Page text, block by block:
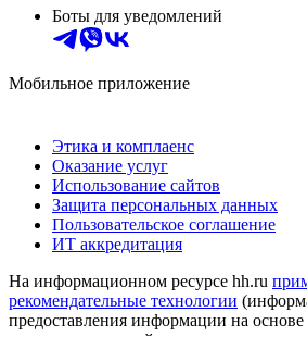
Боты для уведомлений
Мобильное приложение
Этика и комплаенс
Оказание услуг
Использование сайтов
Защита персональных данных
Пользовательское соглашение
ИТ аккредитация
На информационном ресурсе hh.ru
рекомендательные технологии
предоставления информации на основе